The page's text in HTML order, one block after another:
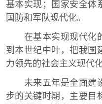
基本实现；国家安全体
国防和军队现代化。
在基本实现现代化的
到本世纪中叶，把我国
力领先的社会主义现代化
未来五年是全面建设
步的关键时期，主要目